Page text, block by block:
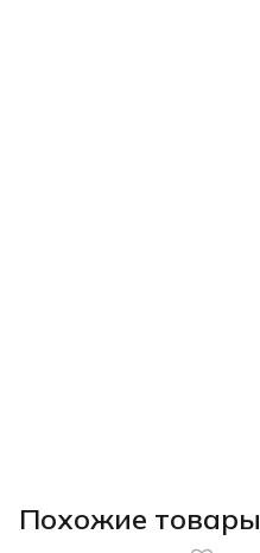
Похожие товары